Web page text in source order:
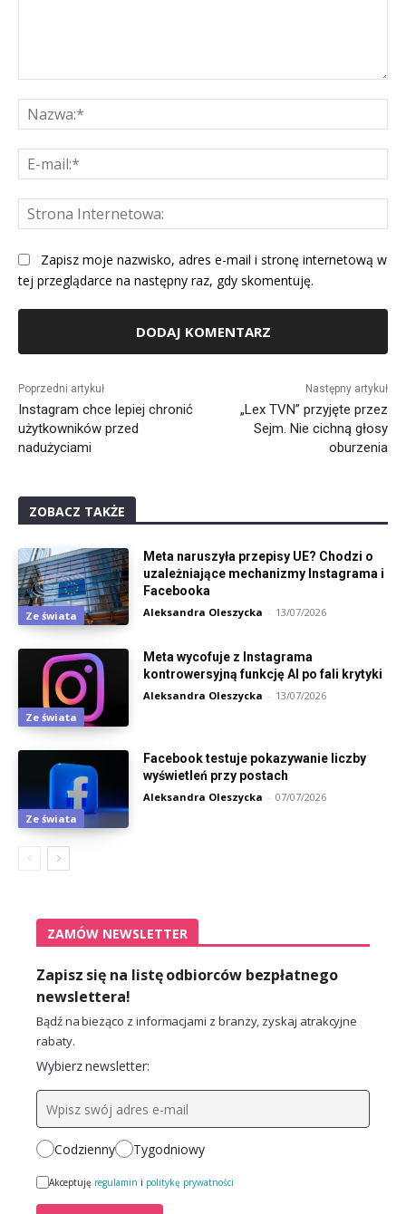
Zapisz moje nazwisko, adres e-mail i stronę internetową w
tej przeglądarce na następny raz, gdy skomentuję.
Poprzedni artykuł
Instagram chce lepiej chronić
użytkowników przed
nadużyciami
Następny artykuł
„Lex TVN” przyjęte przez
Sejm. Nie cichną głosy
oburzenia
ZOBACZ TAKŻE
Ze świata
Meta naruszyła przepisy UE? Chodzi o
uzależniające mechanizmy Instagrama i
Facebooka
Aleksandra Oleszycka - 13/07/2026
Ze świata
Meta wycofuje z Instagrama
kontrowersyjną funkcję AI po fali krytyki
Aleksandra Oleszycka - 13/07/2026
Ze świata
Facebook testuje pokazywanie liczby
wyświetleń przy postach
Aleksandra Oleszycka - 07/07/2026
ZAMÓW NEWSLETTER
Zapisz się na listę odbiorców bezpłatnego
newslettera!
Bądź na bieżąco z informacjami z branży, zyskaj atrakcyjne
rabaty.
Wybierz newsletter:
Codzienny Tygodniowy
Akceptuję regulamin i politykę prywatności